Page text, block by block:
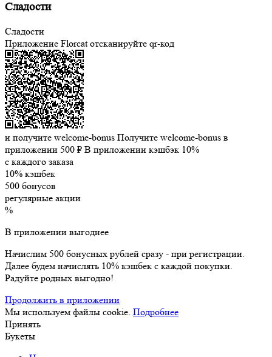
Сладости
Сладости
Приложение Florcat отсканируйте qr-код
и получите welcome-bonus Получите welcome-bonus в
приложении 500 ₽ В приложении кэшбэк 10%
с каждого заказа
10% кэшбек
500 бонусов
регулярные акции
%
В приложении выгоднее
Начислим 500 бонусных рублей сразу - при регистрации.
Далее будем начислять 10% кэшбек с каждой покупки.
Радуйте родных выгодно!
Продолжить в приложении
Мы используем файлы cookie. Подробнее
Принять
Букеты